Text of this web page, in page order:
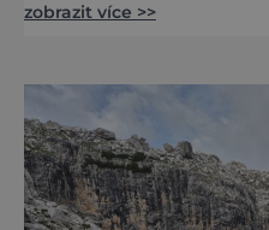
věžemi, horskými
dovolenou právě sem.
Campiglio uhrane
paprsky kreslí na
zobrazit více >>